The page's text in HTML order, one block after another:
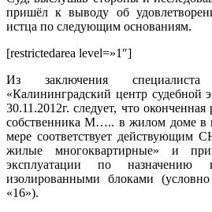
пришёл к выводу об
истца по следующим основаниям.
[restrictedarea level=»1″]
Из заключения
«Калининградский центр судебной
30.11.2012г. следует, что
собственника М….. в жилом доме в
мере соответствует действующим
жилые многоквартирные» и
эксплуатации по
изолированными блоками
«16»).